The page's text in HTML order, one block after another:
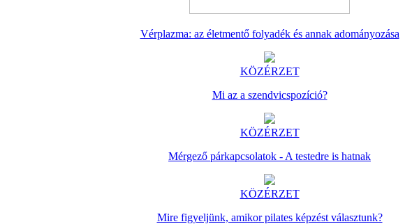
Vérplazma: az életmentő folyadék és annak adományozása
KÖZÉRZET
Mi az a szendvicspozíció?
KÖZÉRZET
Mérgező párkapcsolatok - A testedre is hatnak
KÖZÉRZET
Mire figyeljünk, amikor pilates képzést választunk?